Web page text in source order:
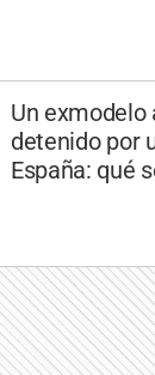
Un
detenido por
España: qué